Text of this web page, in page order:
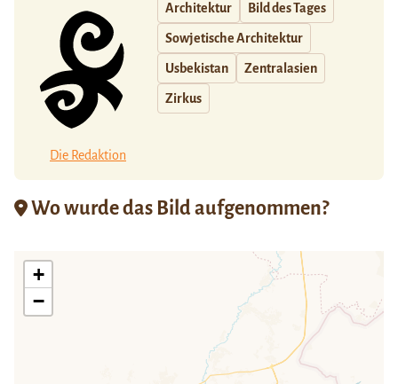
Die Redaktion
Architektur Bild des Tages
Sowjetische Architektur
Usbekistan Zentralasien
Zirkus
Wo wurde das Bild aufgenommen?
+
−